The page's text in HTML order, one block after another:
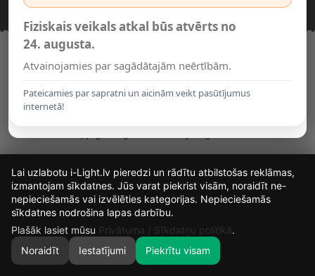
0
(+371) 22 33 1877
Rakstiet mums
Darba laiks darba dienās no 10:00-18:20
Brīvības gatve 195, Rīga, LV-1039
Fiziskais veikals atkal būs atvērts no
24. augusta.
Atvainojamies par sagādātajām neērtībām.
Pateicamies par sapratni un aicinām veikt pasūtījumus
internetā!
16
DIENAS
6
STUNDAS
3
MIN.
33
Lai uzlabotu i-Light.lv pieredzi un rādītu atbilstošas reklāmas,
izmantojam sīkdatnes. Jūs varat piekrist visām, noraidīt ne-
nepieciešamās vai izvēlēties kategorijas. Nepieciešamās
sīkdatnes nodrošina lapas darbību.
Plašāk lasiet mūsu Privātuma / Sīkdatņu politikā.
Noraidīt
Iestatījumi Piekrītu visam